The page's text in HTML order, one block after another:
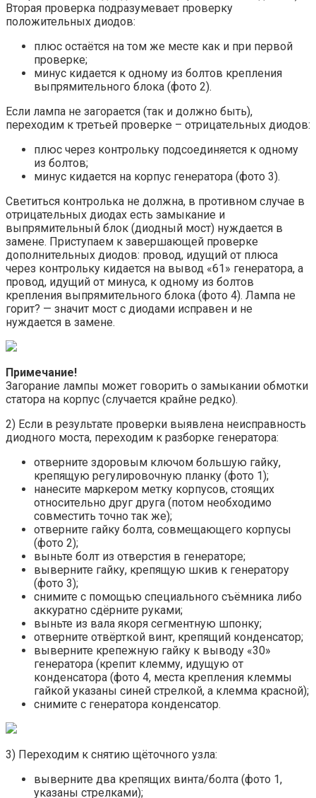
Вторая проверка подразумевает проверку
положительных диодов:
плюс остаётся на том же месте как и при первой
проверке;
минус кидается к одному из болтов крепления
выпрямительного блока (фото 2).
Если лампа не загорается (так и должно быть),
переходим к третьей проверке – отрицательных диодов:
плюс через контрольку подсоединяется к одному
из болтов;
минус кидается на корпус генератора (фото 3).
Светиться контролька не должна, в противном случае в
отрицательных диодах есть замыкание и
выпрямительный блок (диодный мост) нуждается в
замене. Приступаем к завершающей проверке
дополнительных диодов: провод, идущий от плюса
через контрольку кидается на вывод «61» генератора, а
провод, идущий от минуса, к одному из болтов
крепления выпрямительного блока (фото 4). Лампа не
горит? — значит мост с диодами исправен и не
нуждается в замене.
Примечание!
Загорание лампы может говорить о замыкании обмотки
статора на корпус (случается крайне редко).
2) Если в результате проверки выявлена неисправность
диодного моста, переходим к разборке генератора:
отверните здоровым ключом большую гайку,
крепящую регулировочную планку (фото 1);
нанесите маркером метку корпусов, стоящих
относительно друг друга (потом необходимо
совместить точно так же);
отверните гайку болта, совмещающего корпусы
(фото 2);
выньте болт из отверстия в генераторе;
выверните гайку, крепящую шкив к генератору
(фото 3);
снимите с помощью специального съёмника либо
аккуратно сдёрните руками;
выньте из вала якоря сегментную шпонку;
отверните отвёрткой винт, крепящий конденсатор;
выверните крепежную гайку к выводу «30»
генератора (крепит клемму, идущую от
конденсатора (фото 4, места крепления клеммы
гайкой указаны синей стрелкой, а клемма красной);
снимите с генератора конденсатор.
3) Переходим к снятию щёточного узла:
выверните два крепящих винта/болта (фото 1,
указаны стрелками);